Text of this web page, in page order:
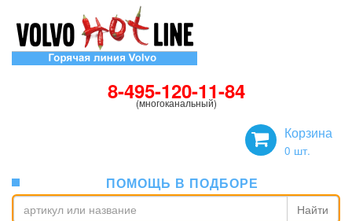
8-495-120-11-84
(многоканальный)
Корзина
0 шт.
ПОМОЩЬ В ПОДБОРЕ
Найти